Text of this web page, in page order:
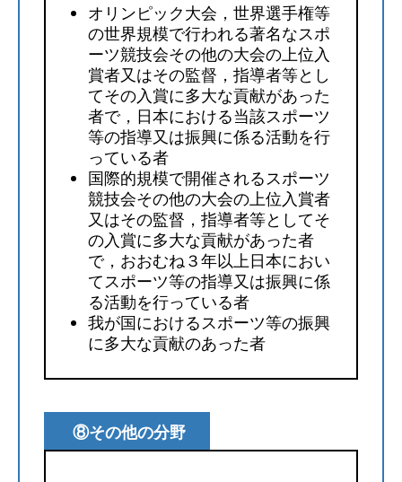
オリンピック大会，世界選手権等
の世界規模で行われる著名なスポ
ーツ競技会その他の大会の上位入
賞者又はその監督，指導者等とし
てその入賞に多大な貢献があった
者で，日本における当該スポーツ
等の指導又は振興に係る活動を行
っている者
国際的規模で開催されるスポーツ
競技会その他の大会の上位入賞者
又はその監督，指導者等としてそ
の入賞に多大な貢献があった者
で，おおむね３年以上日本におい
てスポーツ等の指導又は振興に係
る活動を行っている者
我が国におけるスポーツ等の振興
に多大な貢献のあった者
⑧その他の分野